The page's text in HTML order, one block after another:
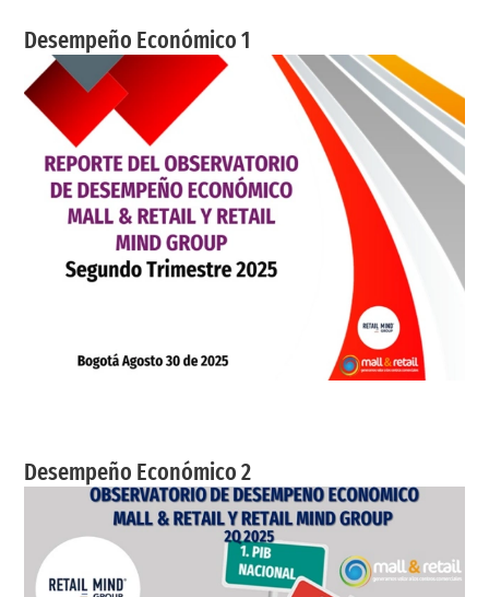
Desempeño Económico 1
Desempeño Económico 2